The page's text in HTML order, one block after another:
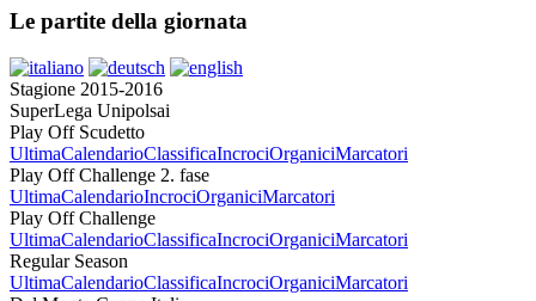
Le partite della giornata
Stagione 2015-2016
SuperLega Unipolsai
Play Off Scudetto
UltimaCalendarioClassificaIncrociOrganiciMarcatori
Play Off Challenge 2. fase
UltimaCalendarioIncrociOrganiciMarcatori
Play Off Challenge
UltimaCalendarioClassificaIncrociOrganiciMarcatori
Regular Season
UltimaCalendarioClassificaIncrociOrganiciMarcatori